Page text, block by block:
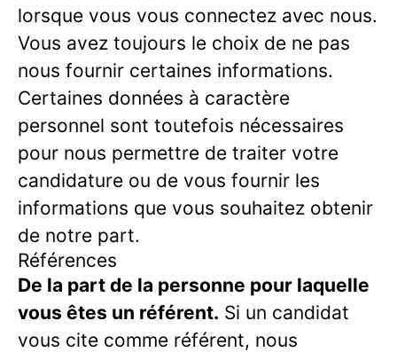
lorsque vous vous connectez avec nous.
Vous avez toujours le choix de ne pas
nous fournir certaines informations.
Certaines données à caractère
personnel sont toutefois nécessaires
pour nous permettre de traiter votre
candidature ou de vous fournir les
informations que vous souhaitez obtenir
de notre part.
Références
De la part de la personne pour laquelle
vous êtes un référent. Si un candidat
vous cite comme référent, nous